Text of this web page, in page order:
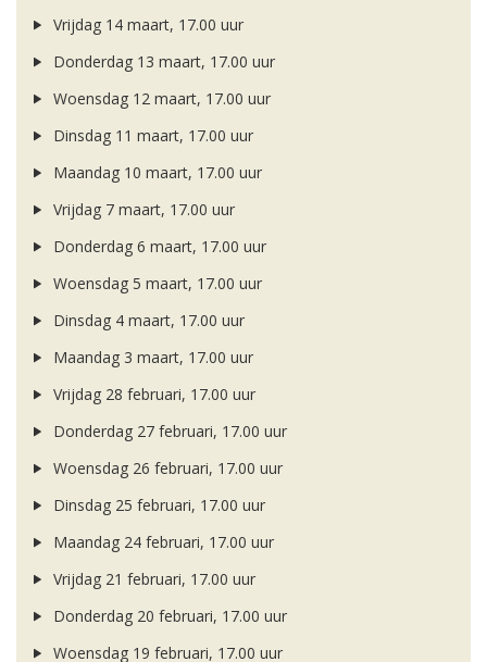
Vrijdag 14 maart, 17.00 uur
Donderdag 13 maart, 17.00 uur
Woensdag 12 maart, 17.00 uur
Dinsdag 11 maart, 17.00 uur
Maandag 10 maart, 17.00 uur
Vrijdag 7 maart, 17.00 uur
Donderdag 6 maart, 17.00 uur
Woensdag 5 maart, 17.00 uur
Dinsdag 4 maart, 17.00 uur
Maandag 3 maart, 17.00 uur
Vrijdag 28 februari, 17.00 uur
Donderdag 27 februari, 17.00 uur
Woensdag 26 februari, 17.00 uur
Dinsdag 25 februari, 17.00 uur
Maandag 24 februari, 17.00 uur
Vrijdag 21 februari, 17.00 uur
Donderdag 20 februari, 17.00 uur
Woensdag 19 februari, 17.00 uur